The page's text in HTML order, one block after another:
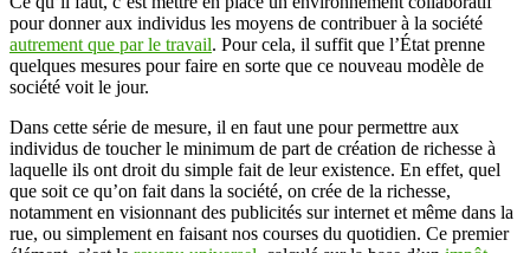
pour donner aux individus les moyens de contribuer à la société
autrement que par le travail. Pour cela, il suffit que l’État prenne
quelques mesures pour faire en sorte que ce nouveau modèle de
société voit le jour.
Dans cette série de mesure, il en faut une pour permettre aux
individus de toucher le minimum de part de création de richesse à
laquelle ils ont droit du simple fait de leur existence. En effet, quel
que soit ce qu’on fait dans la société, on crée de la richesse,
notamment en visionnant des publicités sur internet et même dans la
rue, ou simplement en faisant nos courses du quotidien. Ce premier